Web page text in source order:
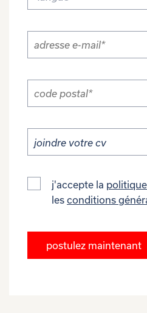
joindre votre cv
j'accepte la
les conditions